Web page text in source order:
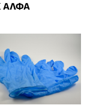
ΑΛΦΑ